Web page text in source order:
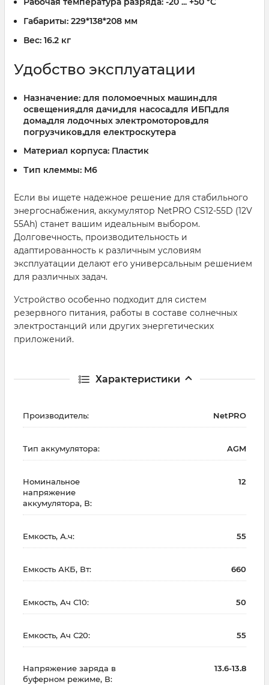
Габариты: 229*138*208 мм
Вес: 16.2 кг
Удобство эксплуатации
Назначение: для поломоечных машин,для
освещения,для дачи,для насоса,для ИБП,для
дома,для лодочных электромоторов,для
погрузчиков,для електроскутера
Материал корпуса: Пластик
Тип клеммы: M6
Если вы ищете надежное решение для стабильного
энергоснабжения, аккумулятор NetPRO CS12-55D (12V
55Ah) станет вашим идеальным выбором.
Долговечность, производительность и
адаптированность к различным условиям
эксплуатации делают его универсальным решением
для различных задач.
Устройство особенно подходит для систем
резервного питания, работы в составе солнечных
электростанций или других энергетических
приложений.
Характеристики
Производитель: NetPRO
Тип аккумулятора: AGM
Номинальное
напряжение
аккумулятора, В:
12
Емкость, А.ч: 55
Емкость АКБ, Вт: 660
Емкость, Ач С10: 50
Емкость, Ач С20: 55
Напряжение заряда в
буферном режиме, В:
13.6-13.8